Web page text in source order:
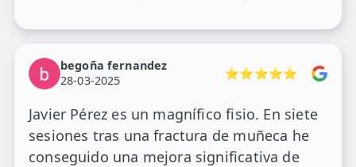
begoña fernandez
28-03-2025
⭐⭐⭐⭐⭐
Javier Pérez es un magnífico fisio. En siete
sesiones tras una fractura de muñeca he
conseguido una mejora significativa de